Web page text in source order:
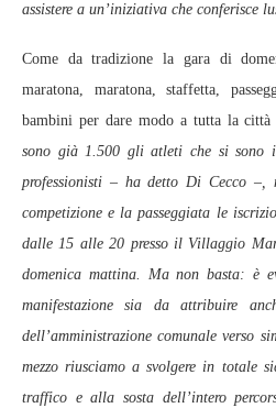
assistere a un’iniziativa che conferisce
Come da tradizione la gara di
maratona, maratona, staffetta,
bambini per dare modo a tutta la città
sono già 1.500 gli atleti che si sono
professionisti – ha detto Di Cecco
competizione e la passeggiata le
dalle 15 alle 20 presso il Villaggio
domenica mattina. Ma non basta: è
manifestazione sia da attribuire
dell’amministrazione comunale verso
mezzo riusciamo a svolgere in totale
traffico e alla sosta dell’intero